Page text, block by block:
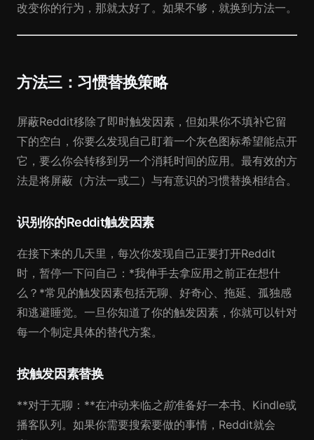
改变你的行为，那就太好了。如果不够，就换到方法一。
方法三：习惯替换策略
屏蔽Reddit移除了即时触发因素，但如果你不填补它留
下的空白，你要么发现自己盯着一个灰色图标希望能点开
它，要么你会转移到另一个消耗时间的应用。最有效的方
法是将屏蔽（方法一或二）与有意识的习惯替换相结合。
识别你的Reddit触发因素
在接下来的几天里，每次你发现自己正要打开Reddit
时，暂停一下问自己：*我伸手去拿应用之前正在想什
么？*常见的触发因素包括无聊、好奇心、拖延、孤独感
和逃避睡觉。一旦你知道了你的触发因素，你就可以针对
每一个制定具体的替代方案。
按触发因素替换
**对于无聊：**在冲动来临之前准备好一本书、Kindle或
播客队列。如果你需要搜索要做的事情，Reddit就会